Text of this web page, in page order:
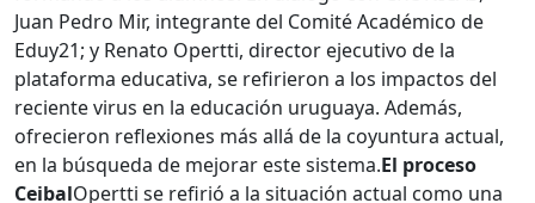
Juan Pedro Mir, integrante del Comité Académico de
Eduy21; y Renato Opertti, director ejecutivo de la
plataforma educativa, se refirieron a los impactos del
reciente virus en la educación uruguaya. Además,
ofrecieron reflexiones más allá de la coyuntura actual,
en la búsqueda de mejorar este sistema.El proceso
CeibalOpertti se refirió a la situación actual como una